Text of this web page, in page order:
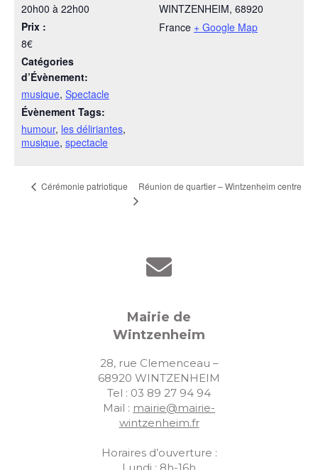
20h00 à 22h00
Prix :
8€
Catégories
d’Évènement:
musique, Spectacle
Évènement Tags:
humour, les déliriantes,
musique, spectacle
WINTZENHEIM, 68920
France + Google Map
Cérémonie patriotique Réunion de quartier – Wintzenheim centre
Mairie de
Wintzenheim
28, rue Clemenceau –
68920 WINTZENHEIM
Tel : 03 89 27 94 94
Mail : mairie@mairie-
wintzenheim.fr
Horaires d’ouverture :